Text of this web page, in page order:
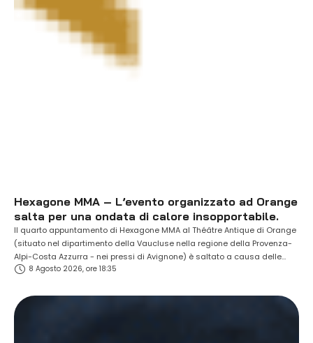
Hexagone MMA – L’evento organizzato ad Orange
salta per una ondata di calore insopportabile.
Il quarto appuntamento di Hexagone MMA al Théâtre Antique di Orange
(situato nel dipartimento della Vaucluse nella regione della Provenza-
Alpi-Costa Azzurra - nei pressi di Avignone) è saltato a causa delle
temperature estreme presenti in loco (oltre i 37 gradi all'ombra). La card
8 Agosto 2026, ore 18:35